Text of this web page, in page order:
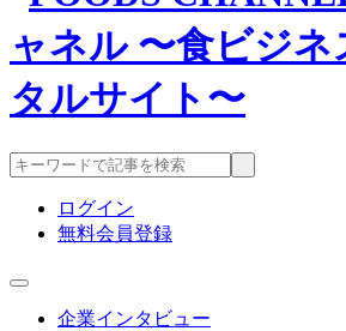
ログイン
無料会員登録
企業インタビュー